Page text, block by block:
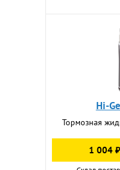
Hi-
Тормозная
1 004 ₽